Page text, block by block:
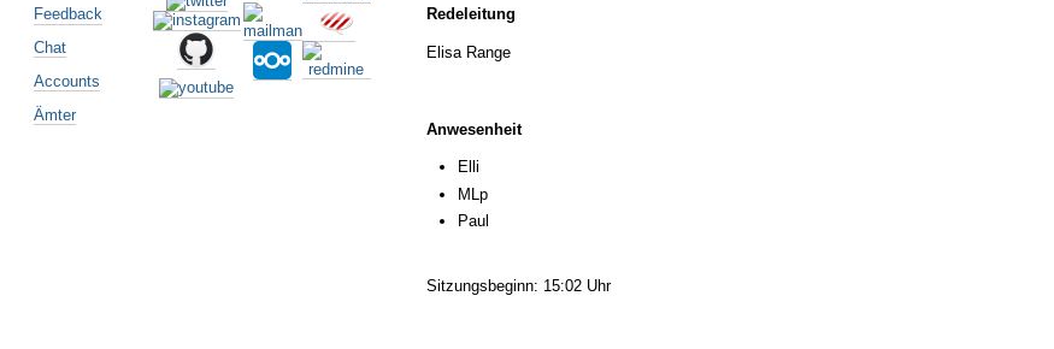
Redeleitung
Elisa Range
Anwesenheit
Elli
MLp
Paul
Sitzungsbeginn: 15:02 Uhr
Feedback
Chat
Accounts
Ämter